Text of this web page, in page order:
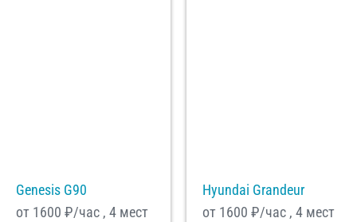
Genesis G90
от 1600 ₽/час , 4 мест
Hyundai Grandeur
от 1600 ₽/час , 4 мест